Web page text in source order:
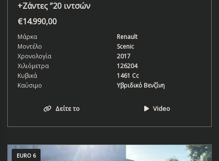
+Ζάντες ”20 ιντσών
€14.990,00
Μάρκα
Renault
Μοντέλο
Scenic
Χρονολογία
2017
Χιλιόμετρα
126204
Κυβικά
1461 Cc
Καύσιμο
Υβριδικό Βενζίνη
Δείτε το Video
EURO 6